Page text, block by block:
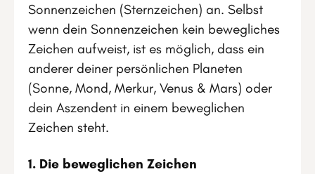
Sonnenzeichen (Sternzeichen) an. Selbst
wenn dein Sonnenzeichen kein bewegliches
Zeichen aufweist, ist es möglich, dass ein
anderer deiner persönlichen Planeten
(Sonne, Mond, Merkur, Venus & Mars) oder
dein Aszendent in einem beweglichen
Zeichen steht.
1. Die beweglichen Zeichen